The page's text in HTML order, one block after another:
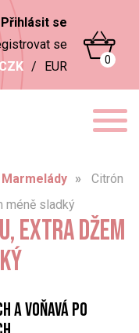
0
Přihlásit se
se
CZK / EUR
Marmelády
Citrón
méně sladký
EXTRA DŽEM
a voňavá po